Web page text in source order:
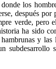
los
después por
verde, pero
ha sido
y las
subdesarrollo